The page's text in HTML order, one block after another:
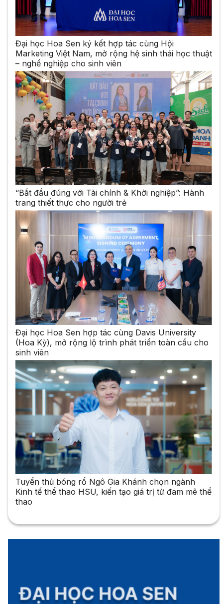
Đại học Hoa Sen ký kết hợp tác cùng Hội
Marketing Việt Nam, mở rộng hệ sinh thái học thuật
– nghề nghiệp cho sinh viên
“Bắt đầu đúng với Tài chính & Khởi nghiệp”: Hành
trang thiết thực cho người trẻ
Đại học Hoa Sen hợp tác cùng Davis University
(Hoa Kỳ), mở rộng lộ trình phát triển toàn cầu cho
sinh viên
Tuyển thủ bóng rổ Ngô Gia Khánh chọn ngành
Kinh tế thể thao HSU, kiến tạo giá trị từ đam mê thể
thao